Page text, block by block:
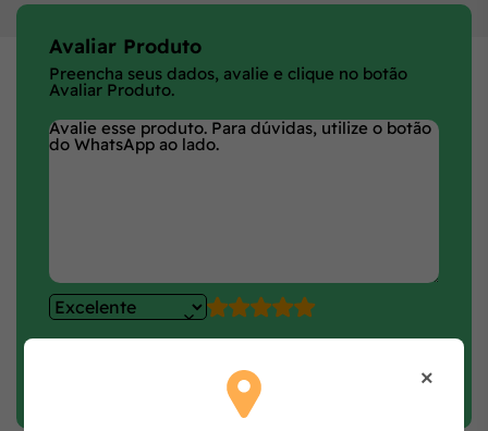
Avaliar Produto
Preencha seus dados, avalie e clique no botão
Avaliar Produto.
Faça login e avalie ×